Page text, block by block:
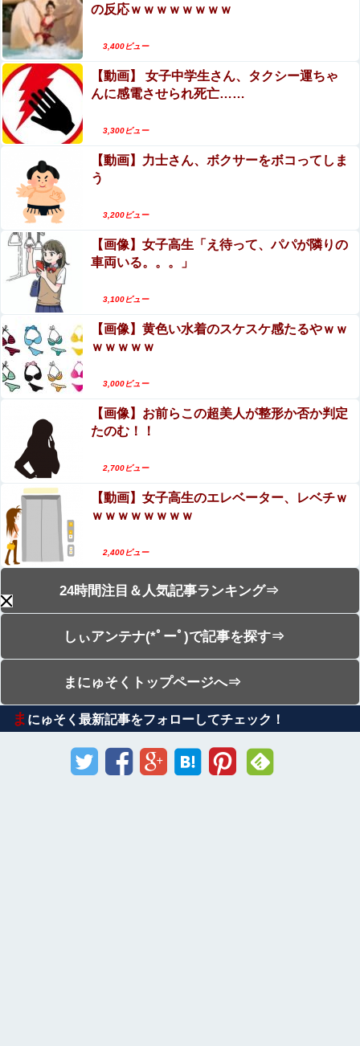
【画像】 JSJCの開脚トレーニング、ほぼ性交ｗｗｗｗｗ
ｗｗｗｗｗｗ
Powered by livedoor 相互RSS
の反応ｗｗｗｗｗｗｗｗ
3,400ビュー
【動画】 女子中学生さん、タクシー運ちゃ
んに感電させられ死亡……
3,300ビュー
【動画】力士さん、ボクサーをボコってしま
う
3,200ビュー
【画像】女子高生「え待って、パパが隣りの
車両いる。。。」
3,100ビュー
【画像】黄色い水着のスケスケ感たるやｗｗ
ｗｗｗｗｗ
3,000ビュー
【画像】お前らこの超美人が整形か否か判定
たのむ！！
2,700ビュー
【動画】女子高生のエレベーター、レベチｗ
ｗｗｗｗｗｗｗｗ
2,400ビュー
24時間注目＆人気記事ランキング⇒
しぃアンテナ(*ﾟーﾟ)で記事を探す⇒
まにゅそくトップページへ⇒
ま にゅそく最新記事をフォローしてチェック！